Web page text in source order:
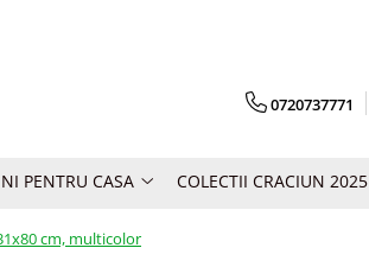
0720737771
PENTRU CASA COLECTII CRACIUN 2025
cm, multicolor